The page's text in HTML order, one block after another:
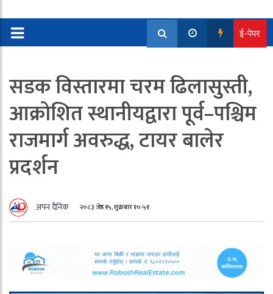
ई-पेपर
सडक विस्तारमा चरम ढिलासुस्ती,
आक्रोशित स्थानीयद्वारा पूर्व–पश्चिम
राजमार्ग अवरुद्ध, टायर बालेर
प्रदर्शन
अपन दैनिक २०८३ जेष्ठ १५, शुक्रबार १०:५१